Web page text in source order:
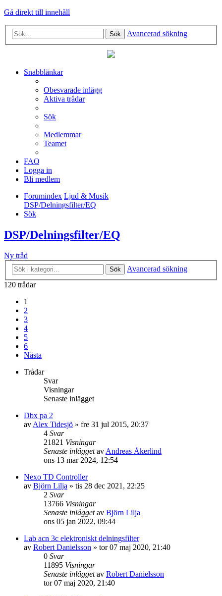
Gå direkt till innehåll
Sök Avancerad sökning
Snabblänkar
Obesvarade inlägg
Aktiva trådar
Sök
Medlemmar
Teamet
FAQ
Logga in
Bli medlem
Forumindex Ljud & Musik
DSP/Delningsfilter/EQ
Sök
DSP/Delningsfilter/EQ
Ny tråd
Sök
Avancerad sökning
120 trådar
1
2
3
4
5
6
Nästa
Trådar
Svar
Visningar
Senaste inlägget
Dbx pa 2
av Alex Tidesjö » fre 31 jul 2015, 20:37
4 Svar
21821 Visningar
Senaste inläggetav Andreas Åkerlind
ons 13 mar 2024, 12:54
Nexo TD Controller
av Björn Lilja » tis 28 dec 2021, 22:25
2 Svar
13766 Visningar
Senaste inläggetav Björn Lilja
ons 05 jan 2022, 09:44
Lab acn 3c elektroniskt delningsfilter
av Robert Danielsson » tor 07 maj 2020, 21:40
0 Svar
11895 Visningar
Senaste inläggetav Robert Danielsson
tor 07 maj 2020, 21:40